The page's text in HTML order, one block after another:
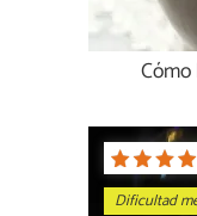
Dificultad